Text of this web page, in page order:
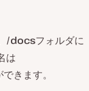
/docsフォルダに
は
きます。